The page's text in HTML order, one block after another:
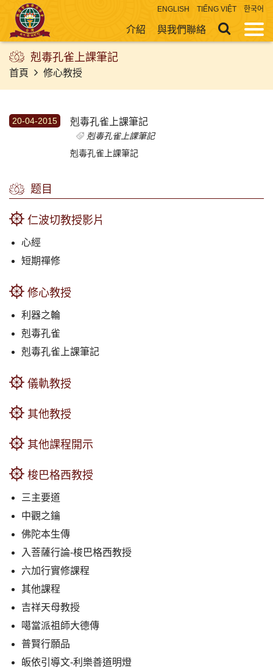
ENGLISH TIẾNG VIỆT 한국어
介紹 與我們聯絡
剋毒孔雀上課筆記
首頁 修心教授
20-04-2015 剋毒孔雀上課筆記
剋毒孔雀上課筆記
剋毒孔雀上課筆記
题目
仁波切教授影片
心經
短期禪修
修心教授
利器之輪
剋毒孔雀
剋毒孔雀上課筆記
儀軌教授
其他教授
其他課程開示
梭巴格西教授
三主要道
中觀之鑰
佛陀本生傳
入菩薩行論-梭巴格西教授
六加行實修課程
其他課程
吉祥天母教授
噶當派祖師大德傳
普賢行願品
皈依引導文-利樂善道明燈